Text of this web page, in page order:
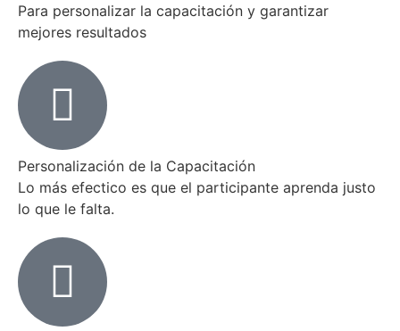
Para personalizar la capacitación y garantizar
mejores resultados
Personalización de la Capacitación
Lo más efectico es que el participante aprenda justo
lo que le falta.